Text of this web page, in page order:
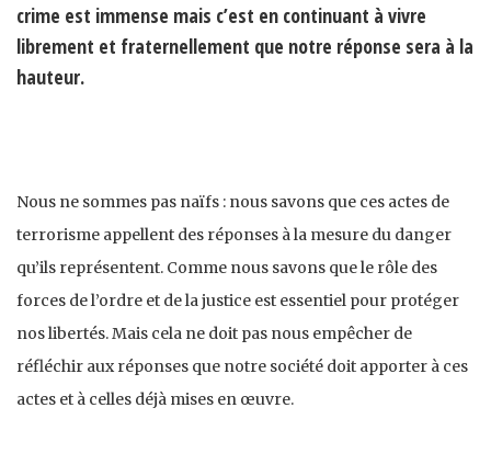
crime est immense mais c’est en continuant à vivre
librement et fraternellement que notre réponse sera à la
hauteur.
Nous ne sommes pas naïfs : nous savons que ces actes de
terrorisme appellent des réponses à la mesure du danger
qu’ils représentent. Comme nous savons que le rôle des
forces de l’ordre et de la justice est essentiel pour protéger
nos libertés. Mais cela ne doit pas nous empêcher de
réfléchir aux réponses que notre société doit apporter à ces
actes et à celles déjà mises en œuvre.